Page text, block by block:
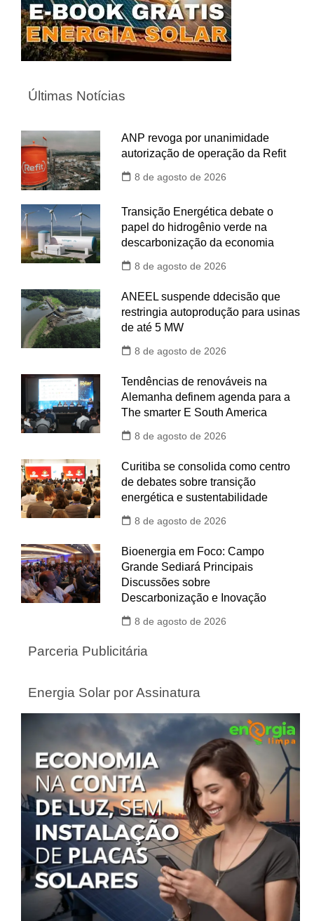
Últimas Notícias
ANP revoga por unanimidade
autorização de operação da Refit
8 de agosto de 2026
Transição Energética debate o
papel do hidrogênio verde na
descarbonização da economia
8 de agosto de 2026
ANEEL suspende ddecisão que
restringia autoprodução para usinas
de até 5 MW
8 de agosto de 2026
Tendências de renováveis na
Alemanha definem agenda para a
The smarter E South America
8 de agosto de 2026
Curitiba se consolida como centro
de debates sobre transição
energética e sustentabilidade
8 de agosto de 2026
Bioenergia em Foco: Campo
Grande Sediará Principais
Discussões sobre
Descarbonização e Inovação
8 de agosto de 2026
Parceria Publicitária
Energia Solar por Assinatura